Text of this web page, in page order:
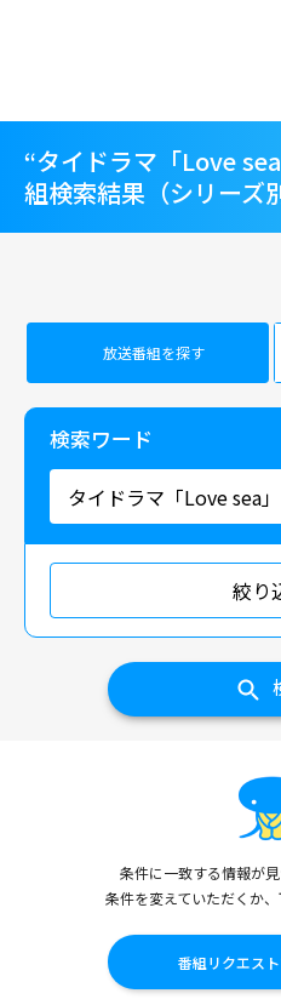
“タイドラマ「Love
組検索結果（シリーズ別
放送番組を探す
検索ワード
絞り
条件に一致する情報が見
条件を変えていただくか、
番組リクエス